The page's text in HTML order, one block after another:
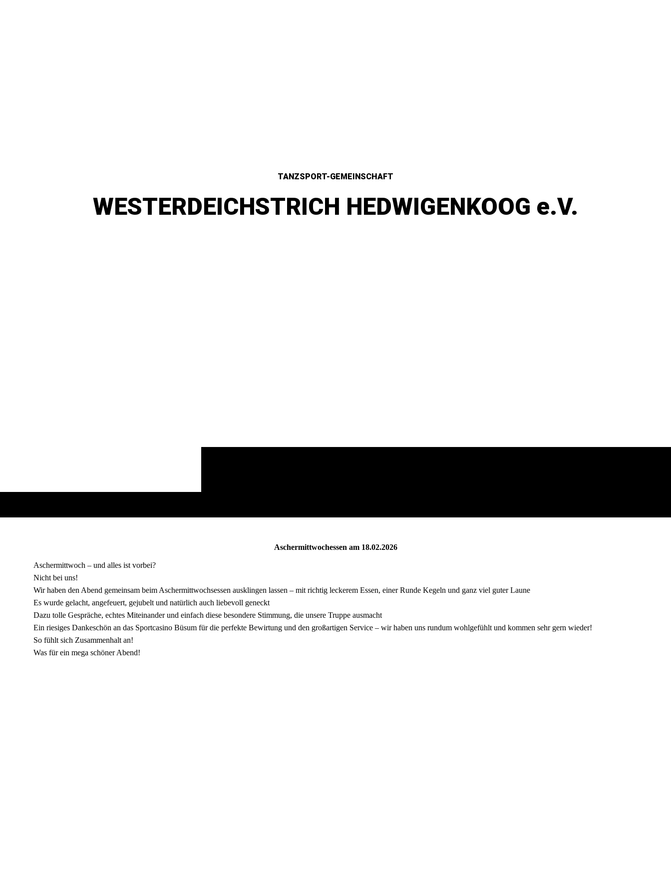
TANZSPORT-GEMEINSCHAFT
WESTERDEICHSTRICH HEDWIGENKOOG e.V.
Aschermittwochessen am 18.02.2026
Aschermittwoch – und alles ist vorbei?
Nicht bei uns!
Wir haben den Abend gemeinsam beim Aschermittwochsessen ausklingen lassen – mit richtig leckerem Essen, einer Runde Kegeln und ganz viel guter Laune
Es wurde gelacht, angefeuert, gejubelt und natürlich auch liebevoll geneckt
Dazu tolle Gespräche, echtes Miteinander und einfach diese besondere Stimmung, die unsere Truppe ausmacht
Ein riesiges Dankeschön an das Sportcasino Büsum für die perfekte Bewirtung und den großartigen Service – wir haben uns rundum wohlgefühlt und kommen sehr gern wieder!
So fühlt sich Zusammenhalt an!
Was für ein mega schöner Abend!